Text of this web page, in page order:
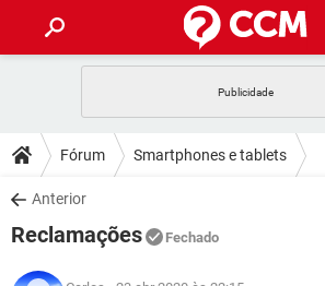
CELULAR FACEBOOK
OUTLOOK
INSTAGRAM
GUIA DE COMPRAS
DICAS
JOGOS WHATSAPP
DOWNLOADS
JOGOS
CELULAR
Fórum Smartphones e tablets
Anterior
Reclamações Fechado